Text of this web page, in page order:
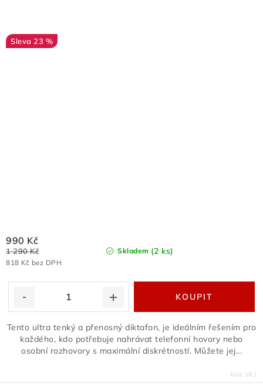
23 %
Skladem (2 ks)
818 Kč bez DPH
990 Kč
1 290 Kč
Tento ultra tenký a přenosný diktafon, je ideálním řešením pro
každého, kdo potřebuje nahrávat telefonní hovory nebo
osobní rozhovory s maximální diskrétností. Můžete jej...
Kód: VK1